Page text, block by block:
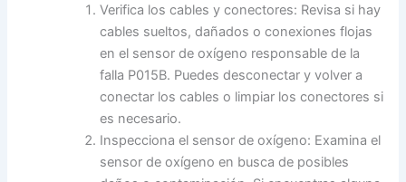
Verifica los cables y conectores: Revisa si hay
cables sueltos, dañados o conexiones flojas
en el sensor de oxígeno responsable de la
falla P015B. Puedes desconectar y volver a
conectar los cables o limpiar los conectores si
es necesario.
Inspecciona el sensor de oxígeno: Examina el
sensor de oxígeno en busca de posibles